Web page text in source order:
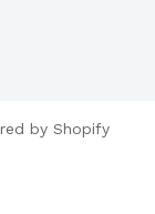
by Shopify